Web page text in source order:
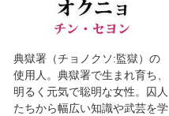
典獄署（チョノクソ:監獄）の
使用人。典獄署で生まれ育ち、
明るく元気で聡明な女性。囚人
たちから幅広い知識や武芸を学